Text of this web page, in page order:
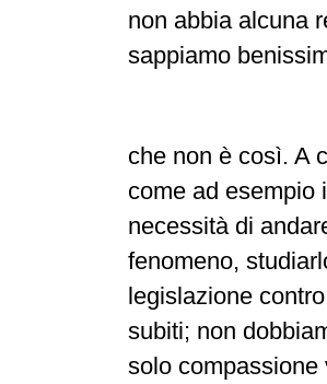
non abbia alcuna
sappiamo
che non è così. A
come ad
necessità di
fenomeno,
legislazione
subiti; non
solo compassione